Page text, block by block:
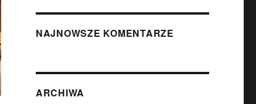
NAJNOWSZE KOMENTARZE
ARCHIWA